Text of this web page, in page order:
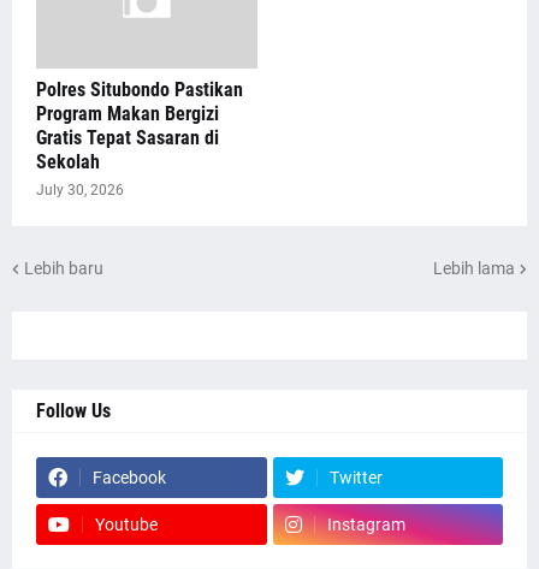
Polres Situbondo Pastikan
Program Makan Bergizi
Gratis Tepat Sasaran di
Sekolah
July 30, 2026
Lebih baru Lebih lama
Follow Us
Facebook Twitter
Youtube Instagram